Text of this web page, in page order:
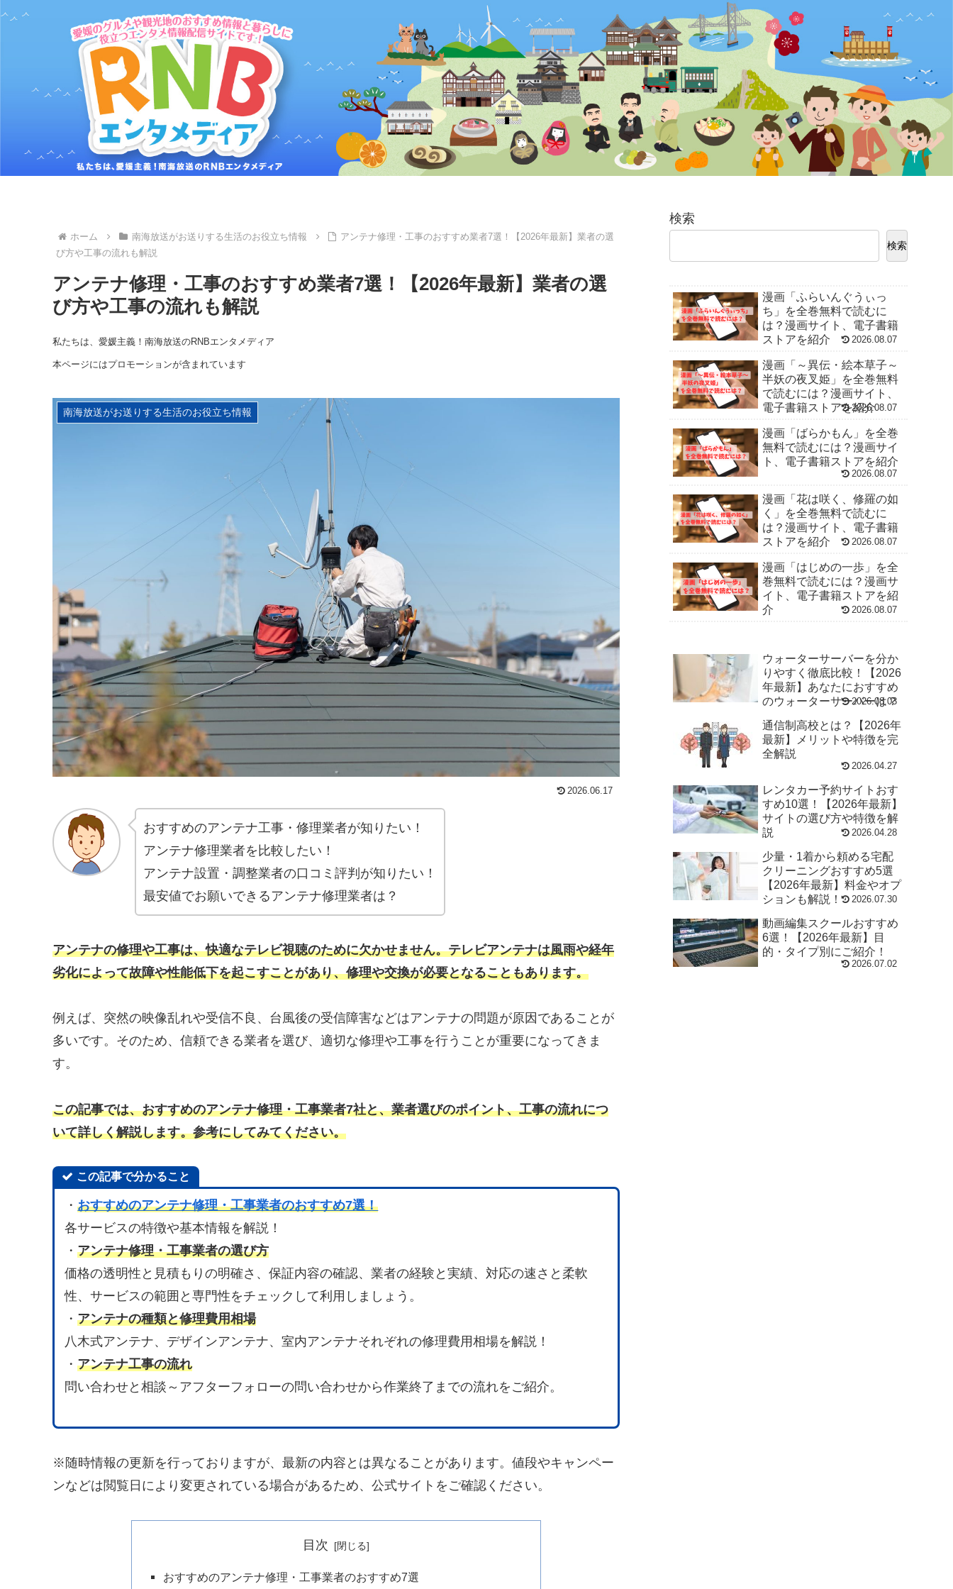
ホーム 南海放送がお送りする生活のお役立ち情報
アンテナ修理・工事のおすすめ業者7選！【2026年最新】業者の選
び方や工事の流れも解説
アンテナ修理・工事のおすすめ業者7選！【2026年最新】業者の選
び方や工事の流れも解説
私たちは、愛媛主義！南海放送のRNBエンタメディア
本ページにはプロモーションが含まれています
南海放送がお送りする生活のお役立ち情報
2026.06.17
おすすめのアンテナ工事・修理業者が知りたい！
アンテナ修理業者を比較したい！
アンテナ設置・調整業者の口コミ評判が知りたい！
最安値でお願いできるアンテナ修理業者は？
アンテナの修理や工事は、快適なテレビ視聴のために欠かせません。テレビアンテナは風雨や経年
劣化によって故障や性能低下を起こすことがあり、修理や交換が必要となることもあります。
例えば、突然の映像乱れや受信不良、台風後の受信障害などはアンテナの問題が原因であることが
多いです。そのため、信頼できる業者を選び、適切な修理や工事を行うことが重要になってきま
す。
この記事では、おすすめのアンテナ修理・工事業者7社と、業者選びのポイント、工事の流れにつ
いて詳しく解説します。参考にしてみてください。
この記事で分かること
・おすすめのアンテナ修理・工事業者のおすすめ7選！
各サービスの特徴や基本情報を解説！
・アンテナ修理・工事業者の選び方
価格の透明性と見積もりの明確さ、保証内容の確認、業者の経験と実績、対応の速さと柔軟
性、サービスの範囲と専門性をチェックして利用しましょう。
・アンテナの種類と修理費用相場
八木式アンテナ、デザインアンテナ、室内アンテナそれぞれの修理費用相場を解説！
・アンテナ工事の流れ
問い合わせと相談～アフターフォローの問い合わせから作業終了までの流れをご紹介。
※随時情報の更新を行っておりますが、最新の内容とは異なることがあります。値段やキャンペー
ンなどは閲覧日により変更されている場合があるため、公式サイトをご確認ください。
目次
おすすめのアンテナ修理・工事業者のおすすめ7選
検索
検索
漫画「ふらいんぐうぃっ
ち」を全巻無料で読むに
は？漫画サイト、電子書籍
ストアを紹介
2026.08.07
漫画「～異伝・絵本草子～
半妖の夜叉姫」を全巻無料
で読むには？漫画サイト、
電子書籍ストアを紹介2026.08.07
漫画「ばらかもん」を全巻
無料で読むには？漫画サイ
ト、電子書籍ストアを紹介
2026.08.07
漫画「花は咲く、修羅の如
く」を全巻無料で読むに
は？漫画サイト、電子書籍
ストアを紹介
2026.08.07
漫画「はじめの一歩」を全
巻無料で読むには？漫画サ
イト、電子書籍ストアを紹
介
2026.08.07
ウォーターサーバーを分か
りやすく徹底比較！【2026
年最新】あなたにおすすめ
のウォーターサーバーは？
2026.08.03
通信制高校とは？【2026年
最新】メリットや特徴を完
全解説
2026.04.27
レンタカー予約サイトおす
すめ10選！【2026年最新】
サイトの選び方や特徴を解
説
2026.04.28
少量・1着から頼める宅配
クリーニングおすすめ5選
【2026年最新】料金やオプ
ションも解説！
2026.07.30
動画編集スクールおすすめ
6選！【2026年最新】目
的・タイプ別にご紹介！
2026.07.02